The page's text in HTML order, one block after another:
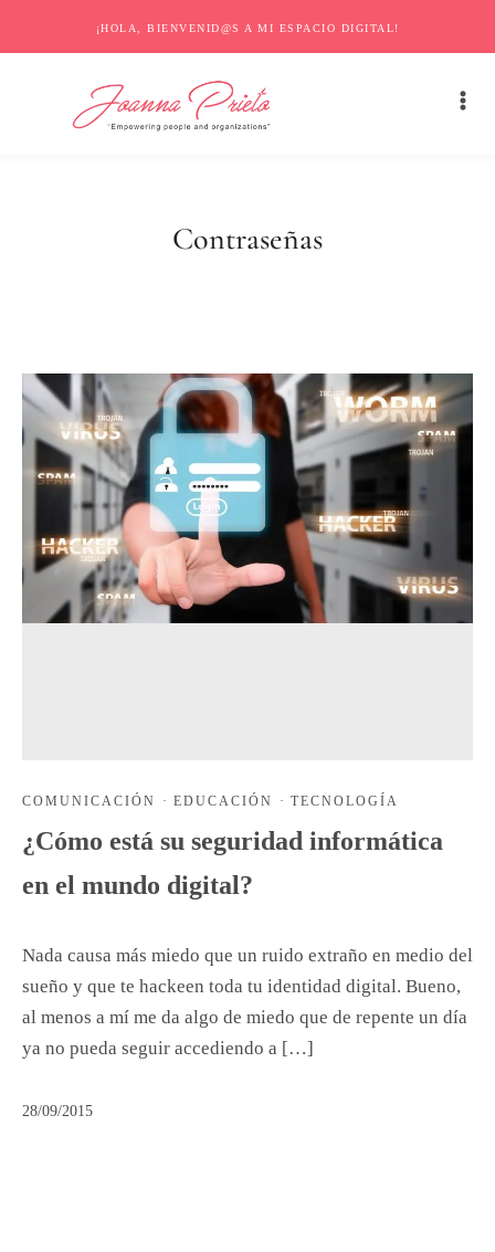
¡HOLA, BIENVENID@S A MI ESPACIO DIGITAL!
Contraseñas
COMUNICACIÓN · EDUCACIÓN · TECNOLOGÍA
¿Cómo está su seguridad informática
en el mundo digital?
Nada causa más miedo que un ruido extraño en medio del
sueño y que te hackeen toda tu identidad digital. Bueno,
al menos a mí me da algo de miedo que de repente un día
ya no pueda seguir accediendo a […]
28/09/2015